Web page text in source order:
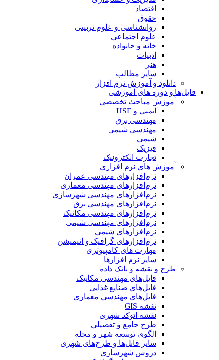
اقتصاد
حقوق
روانشناسی و علوم تربیتی
علوم اجتماعی
خانه و خانواده
ادبیات
هنر
سایر مطالب
دانلود و آموزش نرم افزار
فایل‌ها و دوره های آموزشی
آموزش مباحث تخصصی
ایمنی و HSE
مهندسی برق
مهندسی شیمی
شیمی
فیزیک
تجارت الکترونیک
آموزش های نرم افزاری
نرم‌افزارهای مهندسی عمران
نرم‌افزارهای مهندسی معماری
نرم‌افزارهای مهندسی شهرسازی
نرم‌افزارهای مهندسی برق
نرم‌افزارهای مهندسی مکانیک
نرم‌افزارهای مهندسی شیمی
نرم‌افزارهای شیمی
نرم‌افزارهای گرافیک و انیمیشن
مهارت های کامپیوتری
سایر نرم افزارها
طرح و نقشه و بانک داده
فایل‌های مهندسی مکانیک
فایل‌های صنایع غذایی
فایل‌های مهندسی معماری
نقشه GIS
نقشه اتوکد شهری
طرح جامع و تفصیلی
الگوی توسعه شهر و محله
سایر فایل‌ها و طرح‌های شهری
دروس شهرسازی